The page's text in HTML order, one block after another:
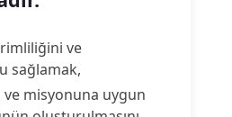
ve
sağlamak,
misyonuna uygun